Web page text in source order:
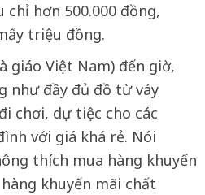
chỉ hơn 500.000 đồng,
triệu đồng.
giáo Việt Nam) đến giờ,
như đầy đủ đồ từ váy
chơi, dự tiệc cho các
với giá khá rẻ. Nói
thích mua hàng khuyến
khuyến mãi chất